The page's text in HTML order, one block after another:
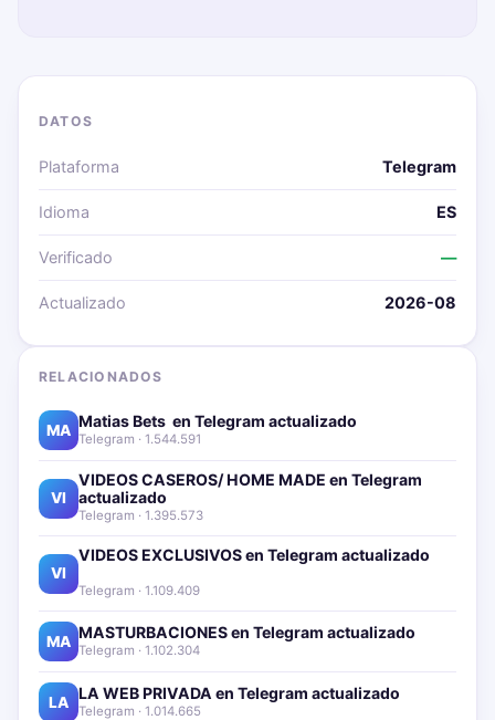
DATOS
Plataforma Telegram
Idioma ES
Verificado —
Actualizado 2026-08
RELACIONADOS
MA Matias Bets ‍ en Telegram actualizado📱🔥
Telegram · 1.544.591
VI
VIDEOS CASEROS/ HOME MADE en Telegram
actualizado📱🔥
Telegram · 1.395.573
VI
VIDEOS EXCLUSIVOS en Telegram actualizado📱
Telegram · 1.109.409
MA MASTURBACIONES en Telegram actualizado📱🔥
Telegram · 1.102.304
LA LA WEB PRIVADA en Telegram actualizado📱🔥
Telegram · 1.014.665